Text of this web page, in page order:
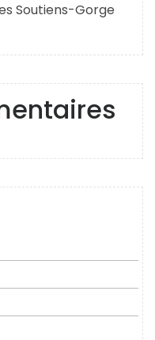
Soutiens-Gorge